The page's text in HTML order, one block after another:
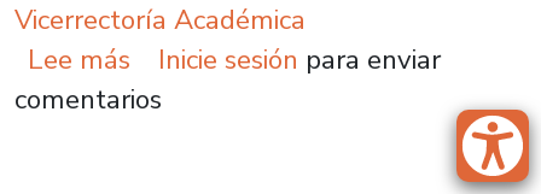
Vicerrectoría Académica
Lee más sobre Vicerrectoría Académica
Inicie sesión para enviar
comentarios